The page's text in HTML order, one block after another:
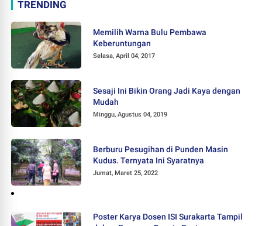
TRENDING
Memilih Warna Bulu Pembawa
Keberuntungan
Selasa, April 04, 2017
Sesaji Ini Bikin Orang Jadi Kaya dengan
Mudah
Minggu, Agustus 04, 2019
Berburu Pesugihan di Punden Masin
Kudus. Ternyata Ini Syaratnya
Jumat, Maret 25, 2022
Poster Karya Dosen ISI Surakarta Tampil